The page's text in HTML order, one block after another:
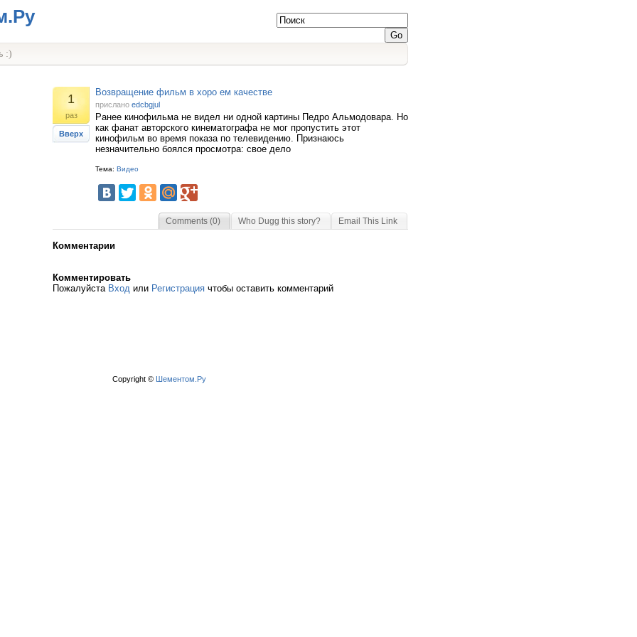
:)
1
раз
Вверх
Возвращение фильм в хоро ем качестве
прислано edcbgjul
Ранее кинофильма не видел ни одной картины Педро Альмодовара. Но
как фанат авторского кинематографа не мог пропустить этот
кинофильм во время показа по телевидению. Признаюсь
незначительно боялся просмотра: свое дело
Тема: Видео
Comments (0) Who Dugg this story? Email This Link
Комментарии
Комментировать
Пожалуйста Вход или Регистрация чтобы оставить комментарий
Copyright © Шементом.Ру